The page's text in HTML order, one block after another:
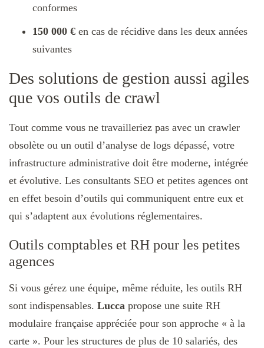
conformes
150 000 € en cas de récidive dans les deux années
suivantes
Des solutions de gestion aussi agiles
que vos outils de crawl
Tout comme vous ne travailleriez pas avec un crawler
obsolète ou un outil d’analyse de logs dépassé, votre
infrastructure administrative doit être moderne, intégrée
et évolutive. Les consultants SEO et petites agences ont
en effet besoin d’outils qui communiquent entre eux et
qui s’adaptent aux évolutions réglementaires.​
Outils comptables et RH pour les petites
agences
Si vous gérez une équipe, même réduite, les outils RH
sont indispensables. Lucca propose une suite RH
modulaire française appréciée pour son approche « à la
carte ». Pour les structures de plus de 10 salariés, des